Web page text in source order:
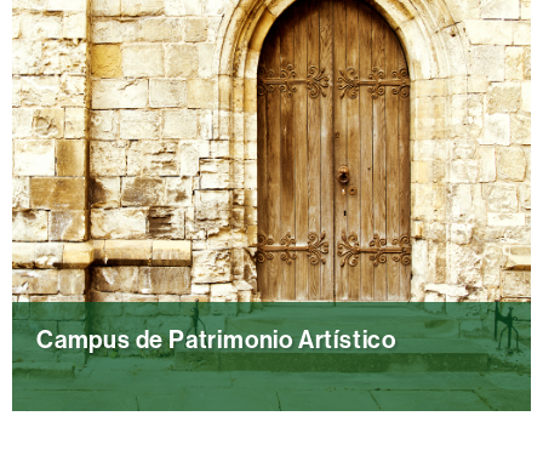
g
í
a
y
P
l
e
o
n
t
o
l
o
R
e
d
d
e
H
u
m
a
n
i
d
a
Campus de Patrimonio Artístico